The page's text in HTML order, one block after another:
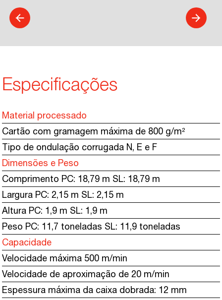
Especificações
Material processado
Cartão com gramagem máxima de 800 g/m²
Tipo de ondulação corrugada N, E e F
Dimensões e Peso
Comprimento PC: 18,79 m SL: 18,79 m
Largura PC: 2,15 m SL: 2,15 m
Altura PC: 1,9 m SL: 1,9 m
Peso PC: 11,7 toneladas SL: 11,9 toneladas
Capacidade
Velocidade máxima 500 m/min
Velocidade de aproximação de 20 m/min
Espessura máxima da caixa dobrada: 12 mm